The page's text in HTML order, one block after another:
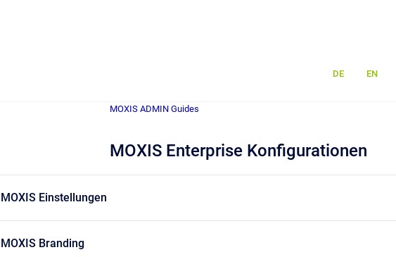
DE EN
MOXIS ADMIN Guides
MOXIS Enterprise Konfigurationen
MOXIS Einstellungen
MOXIS Branding